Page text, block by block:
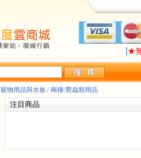
[★
寵物用品與水族 / 兩棲/爬蟲類用品
注目商品